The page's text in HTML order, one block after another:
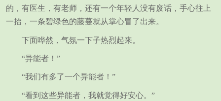
的，有医生，有老师，还有一个年轻人没有废话，手心往上
一抬，一条碧绿色的藤蔓就从掌心冒了出来。
下面哗然，气氛一下子热烈起来。
“异能者！”
“我们有多了一个异能者！”
“看到这些异能者，我就觉得好安心。”